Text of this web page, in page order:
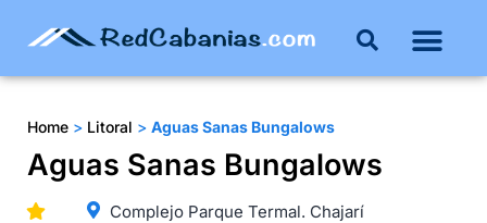
Home > Litoral > Aguas Sanas Bungalows
Aguas Sanas Bungalows
Complejo Parque Termal. Chajarí